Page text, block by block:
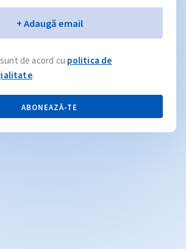
+ Adaugă email
de acord cu politica de
.
ABONEAZĂ-TE